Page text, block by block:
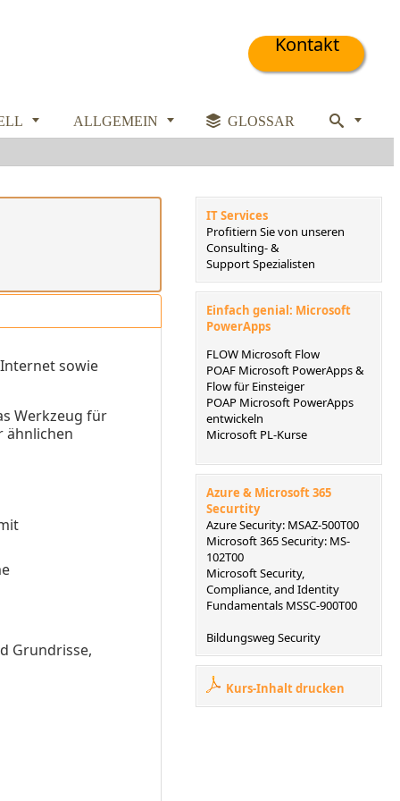
Kontakt
 ALLGEMEIN   GLOSSAR  
sowie
Werkzeug für
ähnlichen
Grundrisse,
IT Services
Profitiern Sie von unseren
Consulting- &
Support Spezialisten
Einfach genial: Microsoft
PowerApps
FLOW Microsoft Flow
POAF Microsoft PowerApps &
Flow für Einsteiger
POAP Microsoft PowerApps
entwickeln
Microsoft PL-Kurse
Azure & Microsoft 365
Securtity
Azure Security: MSAZ-500T00
Microsoft 365 Security: MS-
102T00
Microsoft Security,
Compliance, and Identity
Fundamentals MSSC-900T00
Bildungsweg Security
Kurs-Inhalt drucken